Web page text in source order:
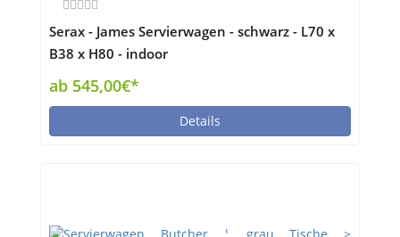
Serax - James Servierwagen - schwarz - L70 x
B38 x H80 - indoor
ab 545,00€*
Details